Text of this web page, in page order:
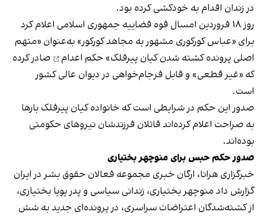
در زندان اقدام به خودکشی کرده بود.
روز ۱۸ فروردین امسال قوه قضاییه جمهوری اسلامی اعلام کرد
برای «عباس کورکوری مشهور به مجاهد کورکور» به‌عنوان «متهم
اصلی پرونده کشته شدن کیان پیرفلک»حکم اعدام
صادر کرده
که «غیر قطعی» و قابل فرجام‌خواهی در دیوان عالی کشور
است.
صدور این حکم در شرایطی است که خانواده کیان پیرفلک بارها
به صراحت اعلام کرده‌اند قاتلان فرزندشان نیروهای حکومتی
بوده‌اند.
صدور حکم حبس برای منوچهر بختیاری
خبرگزاری هرانا، ارگان خبری مجموعه فعالان حقوق بشر در ایران
گزارش داد منوچهر بختیاری، زندانی سیاسی و پدر پویا بختیاری،
از کشته‌شدگان اعتراضات سراسری، در پرونده‌ای جدید به شش